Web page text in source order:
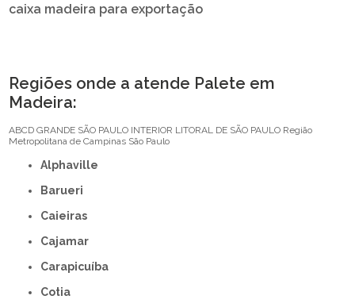
caixa madeira para exportação
Regiões onde a atende Palete em
Madeira:
ABCD GRANDE SÃO PAULO INTERIOR LITORAL DE SÃO PAULO Região
Metropolitana de Campinas São Paulo
Alphaville
Barueri
Caieiras
Cajamar
Carapicuíba
Cotia